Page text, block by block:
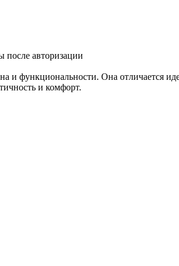
авторизации
и функциональности. Она отличается
и комфорт.